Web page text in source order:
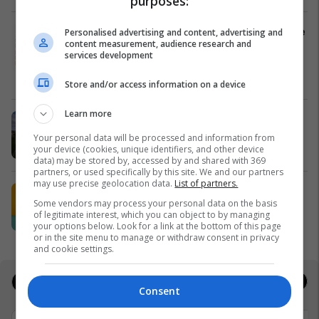
AAB hap regjistrimet në Fakultetin e
Shkencave Kompjuterike: Programe
inovative, bursë 30%
Kolegji AAB
Petrol Company vazhdon të ofrojë
cilësi dhe kursim për klientët
Petrol Company
Shija më e re e verës në Popeyes ka
arritur: Lime & Jalapeño
Popeyes
Jobs
Personalised advertising and content, advertising and
content measurement, audience research and
services development
Store and/or access information on a device
Learn more
Your personal data will be processed and information from
your device (cookies, unique identifiers, and other device
data) may be stored by, accessed by and shared with 369
partners, or used specifically by this site. We and our partners
may use precise geolocation data. List of partners.
Some vendors may process your personal data on the basis
of legitimate interest, which you can object to by managing
your options below. Look for a link at the bottom of this page
or in the site menu to manage or withdraw consent in privacy
and cookie settings.
Consent